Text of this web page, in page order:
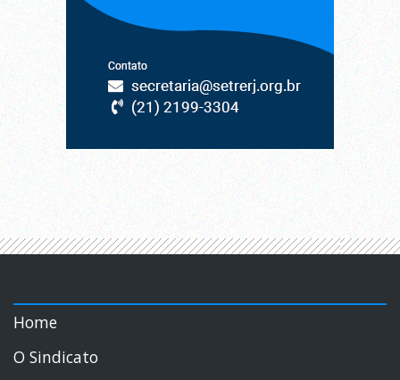
Home
O Sindicato